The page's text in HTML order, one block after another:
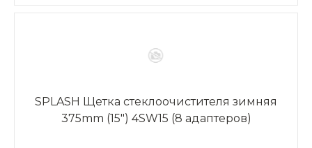
SPLASH Щетка стеклоочистителя зимняя
375mm (15") 4SW15 (8 адаптеров)